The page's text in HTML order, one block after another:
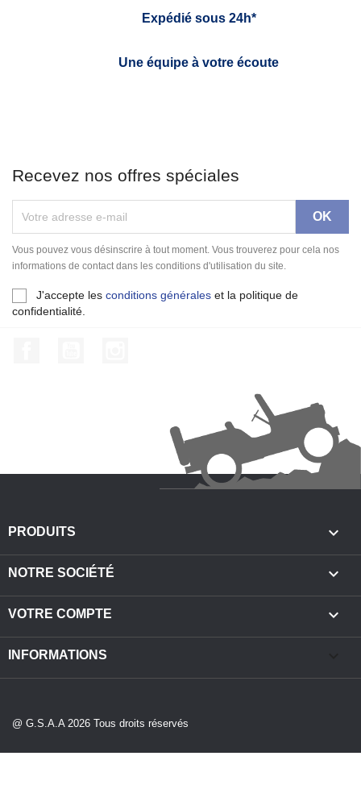
Expédié sous 24h*
Une équipe à votre écoute
Recevez nos offres spéciales
Vous pouvez vous désinscrire à tout moment. Vous trouverez pour cela nos
informations de contact dans les conditions d'utilisation du site.
J'accepte les conditions générales et la politique de
confidentialité.
PRODUITS 
NOTRE SOCIÉTÉ 
VOTRE COMPTE 
INFORMATIONS
@ G.S.A.A 2026 Tous droits réservés